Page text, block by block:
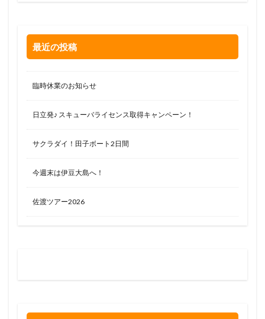
最近の投稿
臨時休業のお知らせ
日立発♪ スキューバライセンス取得キャンペーン！
サクラダイ！田子ボート2日間
今週末は伊豆大島へ！
佐渡ツアー2026